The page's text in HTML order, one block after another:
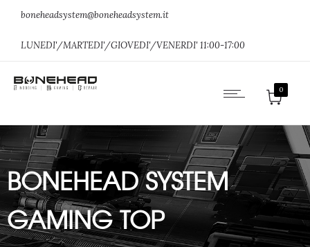
boneheadsystem@boneheadsystem.it
LUNEDI'/MARTEDI'/GIOVEDI'/VENERDI' 11:00-17:00
0
BONEHEAD SYSTEM
GAMING TOP